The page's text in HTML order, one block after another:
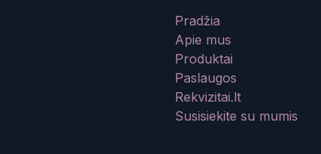
Pradžia
Apie mus
Produktai
Paslaugos
Rekvizitai.lt
Susisiekite su mumis